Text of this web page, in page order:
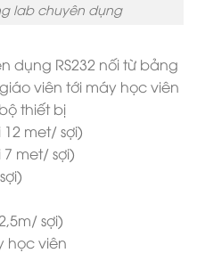
lab chuyên dụng
dụng RS232 nối từ bảng
viên tới máy học viên
thiết bị
met/ sợi)
met/ sợi)
sợi)
học viên